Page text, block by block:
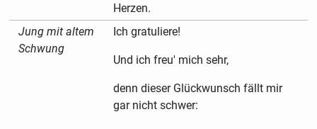
Herzen.
Jung mit altem
Schwung
Ich gratuliere!
Und ich freu' mich sehr,
denn dieser Glückwunsch fällt mir
gar nicht schwer: